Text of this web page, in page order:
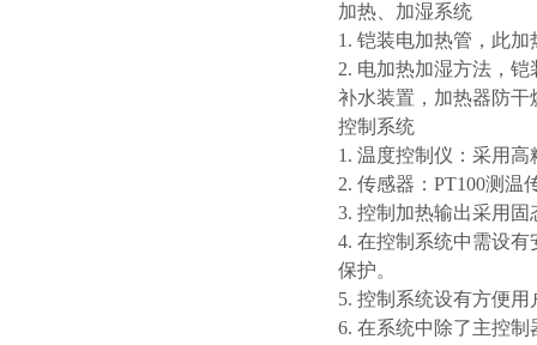
加热、加湿系统
1. 铠装电加热管，此
2. 电加热加湿方法，
补水装置，加热器防干
控制系统
1. 温度控制仪：采用
2. 传感器：PT100测温
3. 控制加热输出采用
4. 在控制系统中需设
保护。
5. 控制系统设有方便
6. 在系统中除了主控